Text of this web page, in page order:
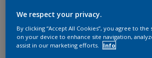
2.5 L
Kalkulator cat
We respect your privacy.
By clicking “Accept All Cookies”, you agree to
on your device to enhance site navigation,
assist in our marketing efforts.
Info